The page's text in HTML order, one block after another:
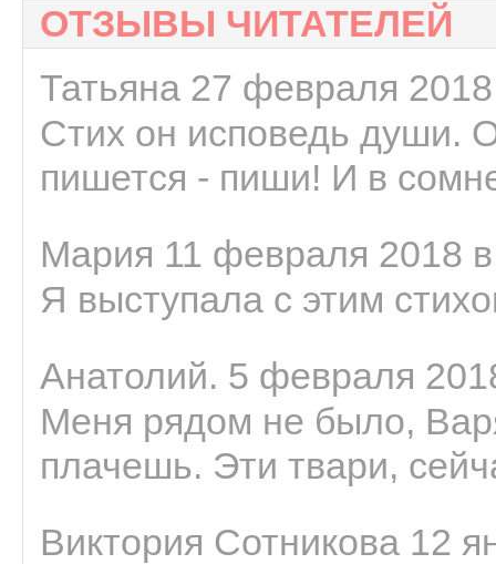
ОТЗЫВЫ ЧИТАТЕЛЕЙ
Татьяна 27 февраля
Стих он исповедь души.
пишется - пиши! И в
Мария 11 февраля 2018
Я выступала с этим
Анатолий. 5 февраля
Меня рядом не было,
плачешь. Эти твари,
Виктория Сотникова 12